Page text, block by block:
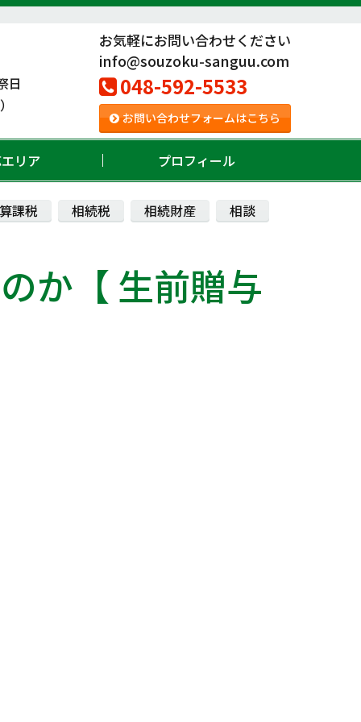
日
お気軽にお問い合わせください
info@souzoku-sanguu.com
048-592-5533
お問い合わせフォームはこちら
リア プロフィール
課税 相続税 相続財産
相談
か【 生前贈与